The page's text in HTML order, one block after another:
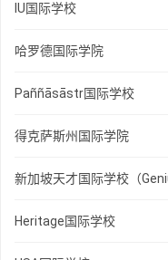
IU国际学校
哈罗德国际学院
Paññāsāstr国际学校
得克萨斯州国际学院
新加坡天才国际学校（
Heritage国际学校